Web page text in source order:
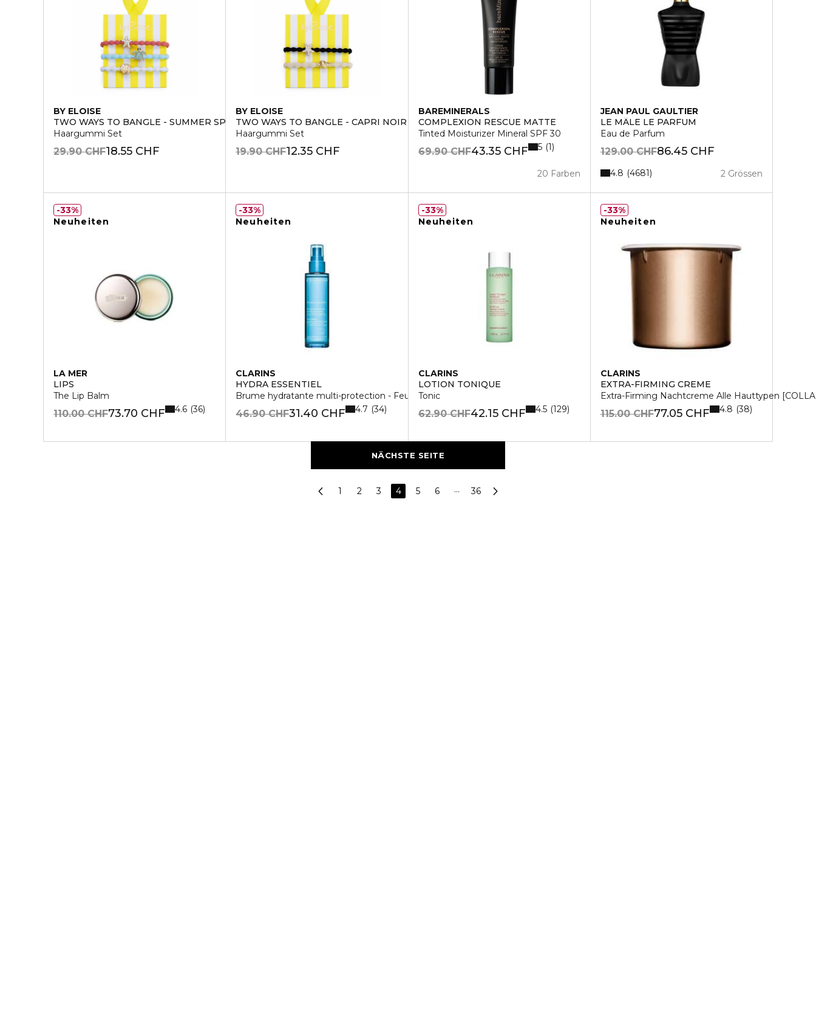
BY ELOISE
TWO WAYS TO BANGLE - SUMMER SPLASH
Haargummi Set
18.55 CHF
29.90 CHF
BY ELOISE
TWO WAYS TO BANGLE - CAPRI NOIR
Haargummi Set
12.35 CHF
19.90 CHF
BAREMINERALS
COMPLEXION RESCUE MATTE
Tinted Moisturizer Mineral SPF 30
43.35 CHF
69.90 CHF
20 Farben
5 1
JEAN PAUL GAULTIER
LE MÂLE LE PARFUM
Eau de Parfum
86.45 CHF
129.00 CHF
2 Grössen
4.8 4681
Neuheiten
LA MER
LIPS
The Lip Balm
73.70 CHF
110.00 CHF 4.6 36
33%
Neuheiten
CLARINS
HYDRA ESSENTIEL
Brume hydratante multi-protection - Feuchtigkeitsspray
31.40 CHF
46.90 CHF 4.7 34
33%
Neuheiten
CLARINS
LOTION TONIQUE
Tonic
42.15 CHF
62.90 CHF 4.5 129
33%
Neuheiten
CLARINS
EXTRA-FIRMING CREME
Extra-Firming Nachtcreme Alle Hauttypen
77.05 CHF
115.00 CHF 4.8 38
33%
NÄCHSTE SEITE
1 2 3 4 5 6 ··· 36